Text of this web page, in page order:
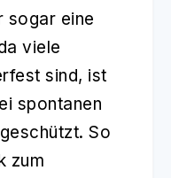
sogar eine
viele
sind, ist
spontanen
So
zum